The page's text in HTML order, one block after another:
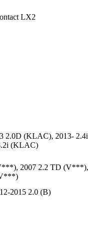
LX2
2.0D (KLAC), 2013- 2.4i
(KLAC)
, 2007 2.2 TD (V***),
2015 2.0 (B)